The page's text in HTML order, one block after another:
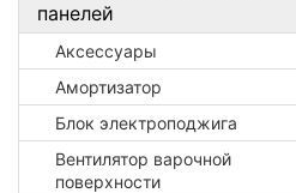
панелей
Аксессуары
Амортизатор
Блок электроподжига
Вентилятор варочной
поверхности